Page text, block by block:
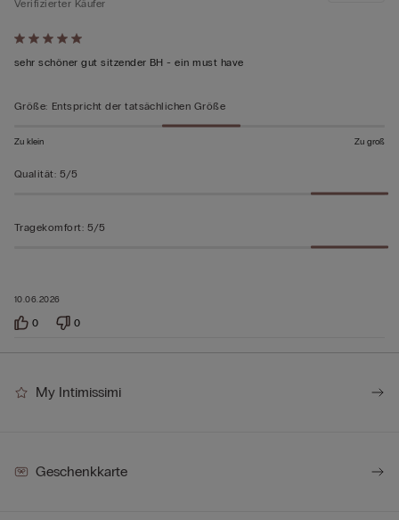
Mit
5
5
10.06.2026
Verifizierter Käufer
sehr schöner gut sitzender BH - ein must have
Größe: Entspricht der tatsächlichen Größe
Zu klein Zu groß
Qualität: 5/5
Tragekomfort: 5/5
0 0
My Intimissimi
Geschenkkarte